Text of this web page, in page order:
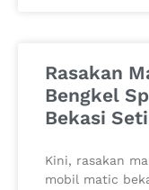
Rasakan
Bengkel
Bekasi
Kini, rasakan
mobil matic